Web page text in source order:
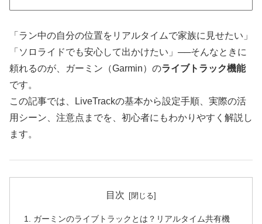
「ラン中の自分の位置をリアルタイムで家族に見せたい」
「ソロライドでも安心して出かけたい」──そんなときに
頼れるのが、ガーミン（Garmin）のライブトラック機能
です。
この記事では、LiveTrackの基本から設定手順、実際の活
用シーン、注意点までを、初心者にもわかりやすく解説し
ます。
目次
ガーミンのライブトラックとは？リアルタイム共有機